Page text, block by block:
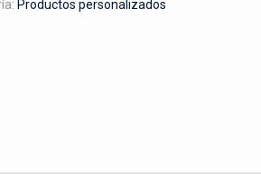
Productos personalizados